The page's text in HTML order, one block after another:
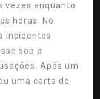
vezes enquanto
horas. No
incidentes
sob a
Após um
uma carta de